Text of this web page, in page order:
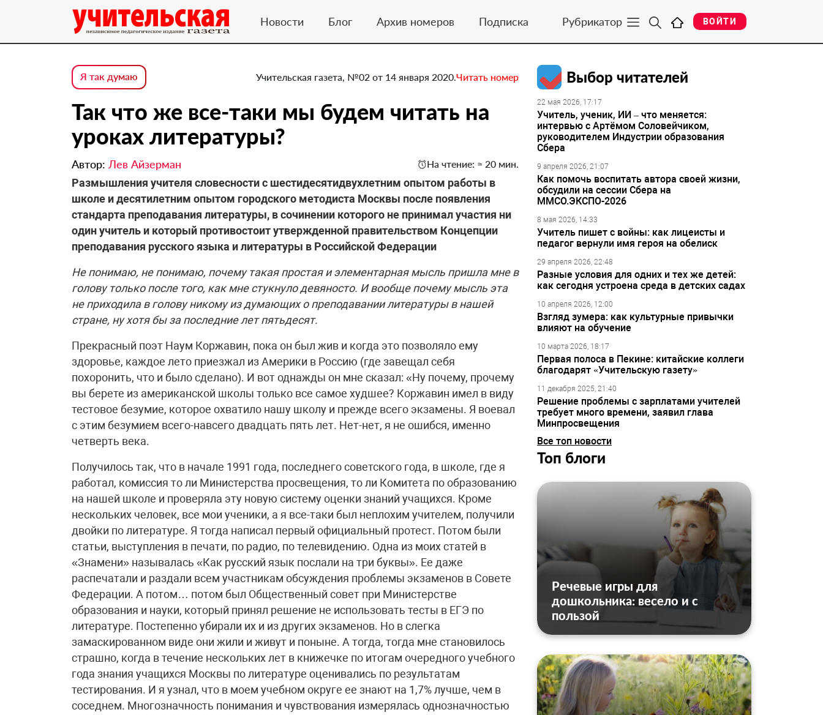
Новости Блог Архив номеров Подписка Рубрикатор ВОЙТИ
Я так думаю Учительская газета, №02 от 14 января 2020.Читать номер
Так что же все-таки мы будем читать на
уроках литературы?
Автор: Лев Айзерман На чтение: ≈ 20 мин.
Размышления учителя словесности с шестидесятидвухлетним опытом работы в
школе и десятилетним опытом городского методиста Москвы после появления
стандарта преподавания литературы, в сочинении которого не принимал участия ни
один учитель и который противостоит утвержденной правительством Концепции
преподавания русского языка и литературы в Российской Федерации
Не понимаю, не понимаю, почему такая простая и элементарная мысль пришла мне в
голову только после того, как мне стукнуло девяносто. И вообще почему мысль эта
не приходила в голову никому из думающих о преподавании литературы в нашей
стране, ну хотя бы за последние лет пятьдесят.
Прекрасный поэт Наум Коржавин, пока он был жив и когда это позволяло ему
здоровье, каждое лето приезжал из Америки в Россию (где завещал себя
похоронить, что и было сделано). И вот однажды он мне сказал: «Ну почему, прочему
вы берете из американской школы только все самое худшее? Коржавин имел в виду
тестовое безумие, которое охватило нашу школу и прежде всего экзамены. Я воевал
с этим безумием всего-навсего двадцать пять лет. Нет-нет, я не ошибся, именно
четверть века.
Получилось так, что в начале 1991 года, последнего советского года, в школе, где я
работал, комиссия то ли Министерства просвещения, то ли Комитета по образованию
на нашей школе и проверяла эту новую систему оценки знаний учащихся. Кроме
нескольких человек, все мои ученики, а я все-таки был неплохим учителем, получили
двойки по литературе. Я тогда написал первый официальный протест. Потом были
статьи, выступления в печати, по радио, по телевидению. Одна из моих статей в
«Знамени» называлась «Как русский язык послали на три буквы». Ее даже
распечатали и раздали всем участникам обсуждения проблемы экзаменов в Совете
Федерации. А потом… потом был Общественный совет при Министерстве
образования и науки, который принял решение не использовать тесты в ЕГЭ по
литературе. Постепенно убирали их и из других экзаменов. Но в слегка
замаскированном виде они жили и живут и поныне. А тогда, тогда мне становилось
страшно, когда в течение нескольких лет в книжечке по итогам очередного учебного
года знания учащихся Москвы по литературе оценивались по результатам
тестирования. И я узнал, что в моем учебном округе ее знают на 1,7% лучше, чем в
соседнем. Многозначность понимания и чувствования измерялась однозначностью
Выбор читателей
22 мая 2026, 17:17
Учитель, ученик, ИИ – что меняется:
интервью с Артёмом Соловейчиком,
руководителем Индустрии образования
Сбера
9 апреля 2026, 21:07
Как помочь воспитать автора своей жизни,
обсудили на сессии Сбера на
ММСО.ЭКСПО-2026
8 мая 2026, 14:33
Учитель пишет с войны: как лицеисты и
педагог вернули имя героя на обелиск
29 апреля 2026, 22:48
Разные условия для одних и тех же детей:
как сегодня устроена среда в детских садах
10 апреля 2026, 12:00
Взгляд зумера: как культурные привычки
влияют на обучение
10 марта 2026, 18:17
Первая полоса в Пекине: китайские коллеги
благодарят «Учительскую газету»
11 декабря 2025, 21:40
Решение проблемы с зарплатами учителей
требует много времени, заявил глава
Минпросвещения
Все топ новости
Топ блоги
Речевые игры для
дошкольника: весело и с
пользой